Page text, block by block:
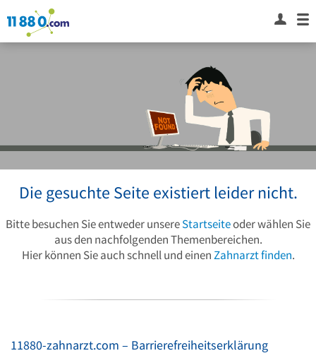
Die gesuchte Seite existiert leider nicht.
Bitte besuchen Sie entweder unsereStartseiteoder wählen Sie
aus den nachfolgenden Themenbereichen.
Hier können Sie auch schnell und einenZahnarzt finden.
11880-zahnarzt.com – Barrierefreiheitserklärung